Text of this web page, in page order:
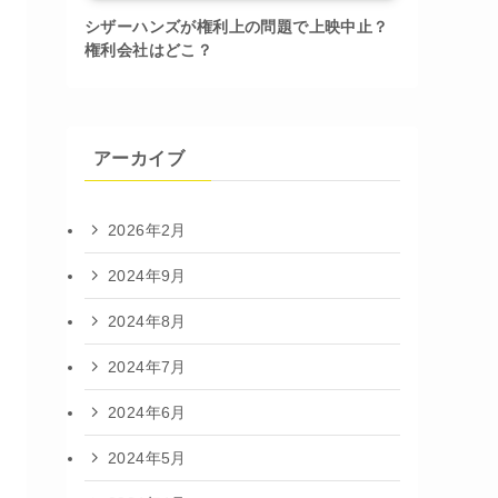
シザーハンズが権利上の問題で上映中止？
権利会社はどこ？
アーカイブ
2026年2月
2024年9月
2024年8月
2024年7月
2024年6月
2024年5月